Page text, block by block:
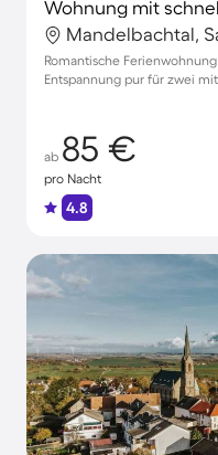
Mandelbachtal,
Romantische
Entspannung pur für zwei
ab 85 €
pro Nacht
4.8